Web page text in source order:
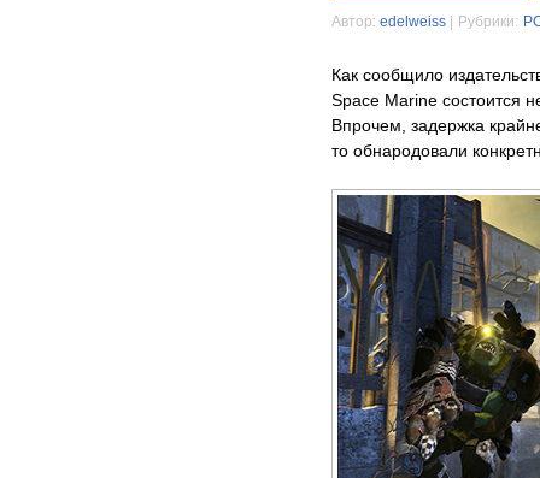
Автор: edelweiss Рубрики:
Как сообщило
Space Marine состоится
Впрочем, задержка
то обнародовали